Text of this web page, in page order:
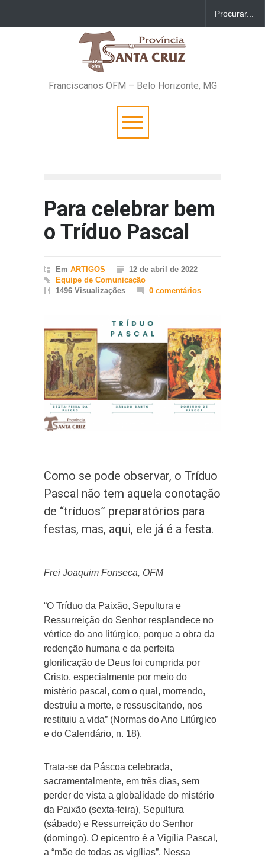
Franciscanos OFM – Belo Horizonte, MG
Para celebrar bem
o Tríduo Pascal
Em ARTIGOS
12 de abril de 2022
Equipe de Comunicação
1496 Visualizações
0 comentários
Como se pode observar, o Tríduo
Pascal não tem aquela conotação
de “tríduos” preparatórios para
festas, mas, aqui, ele já é a festa.
Frei Joaquim Fonseca, OFM
“O Tríduo da Paixão, Sepultura e
Ressurreição do Senhor resplandece no
vértice do ano litúrgico, porque a obra da
redenção humana e da perfeita
glorificação de Deus foi cumprida por
Cristo, especialmente por meio do
mistério pascal, com o qual, morrendo,
destruiu a morte, e ressuscitando, nos
restituiu a vida” (Normas do Ano Litúrgico
e do Calendário, n. 18).
Trata-se da Páscoa celebrada,
sacramentalmente, em três dias, sem
perder de vista a globalidade do mistério
da Paixão (sexta-feira), Sepultura
(sábado) e Ressurreição do Senhor
(domingo). O epicentro é a Vigília Pascal,
a “mãe de todas as vigílias”. Nessa